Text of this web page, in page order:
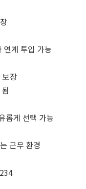
연계 투입 가능
보장
롭게 선택 가능
근무 환경